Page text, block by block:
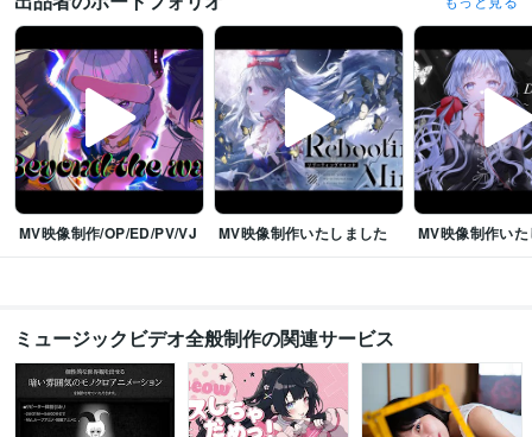
MV映像制作/OP/ED/PV/VJ MV映像制作いたしました MV映像制作い
ミュージックビデオ全般制作の関連サービス